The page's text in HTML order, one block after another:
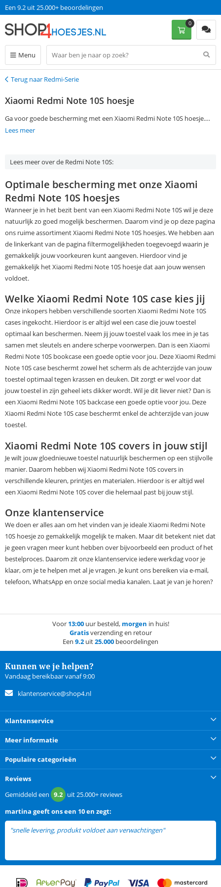
Een 9.2 uit 25.000+ beoordelingen
Menu
0
Terug
Terug naar Redmi-Serie
Xiaomi Redmi Note 10S hoesje
Ga voor goede bescherming met een Xiaomi Redmi Note 10S hoesje.
Om gemakkelijk een Xiaomi Redmi Note 10S case te vinden die jij zoekt,
Xiaomi Redmi Note 10S cover de volgende dag al in huis, zonder dat je
Lees meer
Lees meer over de Redmi Note 10S:
Optimale bescherming met onze Xiaomi
Redmi Note 10S hoesjes
Wanneer je in het bezit bent van een Xiaomi Redmi Note 10S wil je deze
natuurlijk zo goed mogelijk beschermen. Daarom vind je op deze pagina
ons ruime assortiment Xiaomi Redmi Note 10S hoesjes. We hebben aan
de linkerkant van de pagina filtermogelijkheden toegevoegd waarin je
gemakkelijk jouw voorkeuren kunt aangeven. Hierdoor vind je
gemakkelijk het Xiaomi Redmi Note 10S hoesje dat aan jouw wensen
voldoet.
Welke Xiaomi Redmi Note 10S case kies jij
Onze inkopers hebben verschillende soorten Xiaomi Redmi Note 10S
cases ingekocht. Hierdoor is er altijd wel een case die jouw toestel
optimaal kan beschermen. Neem jij jouw toestel vaak los mee in je tas
samen met sleutels en andere scherpe voorwerpen. Dan is een Xiaomi
Redmi Note 10S bookcase een goede optie voor jou. Deze Xiaomi Redmi
Note 10S case beschermt zowel het scherm als de achterzijde van jouw
toestel optimaal tegen krassen en deuken. Dit zorgt er wel voor dat
jouw toestel in zijn geheel iets dikker wordt. Wil je dit liever niet? Dan is
een Xiaomi Redmi Note 10S backcase een goede optie voor jou. Deze
Xiaomi Redmi Note 10S case beschermt enkel de achterzijde van jouw
toestel.
Xiaomi Redmi Note 10S covers in jouw stijl
Je wilt jouw gloednieuwe toestel natuurlijk beschermen op een stijlvolle
manier. Daarom hebben wij Xiaomi Redmi Note 10S covers in
verschillende kleuren, printjes en materialen. Hierdoor is er altijd wel
een Xiaomi Redmi Note 10S cover die helemaal past bij jouw stijl.
Onze klantenservice
We doen er alles aan om het vinden van je ideale Xiaomi Redmi Note
10S hoesje zo gemakkelijk mogelijk te maken. Maar dit betekent niet dat
je geen vragen meer kunt hebben over bijvoorbeeld een product of het
bestelproces. Daarom zit onze klantenservice iedere werkdag voor je
klaar, om je te helpen met al je vragen. Je kunt ons bereiken via e-mail,
telefoon, WhatsApp en onze social media kanalen. Laat je van je horen?
Voor 13:00uur besteld, morgen in huis!
Gratisverzending en retour
Een 9.2 uit25.000 beoordelingen
Kunnen we je helpen?
Vandaag bereikbaar vanaf 9:00
klantenservice@shop4.nl
Klantenservice
Meer informatie
Populaire categorieën
Reviews
Gemiddeld een 9.2 uit25.000+ reviews
martina geeft ons een 10 en zegt:
"snelle levering, produkt voldoet aan verwachtingen"